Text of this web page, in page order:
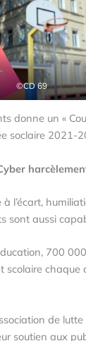
©CD 69
donne un «
soclaire 2021-
l’écart,
sont aussi
700
scolaire chaque
de
soutien aux